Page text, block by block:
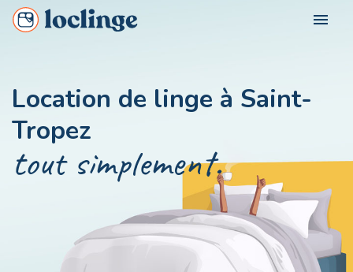
menu
Loclinge Vacancier
Loclinge Propriétaire
Loclinge Professionnel
NOS VILLES
Location de linge à Saint-
Tropez
tout simplement.